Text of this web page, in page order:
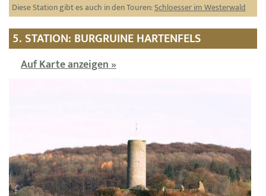
Diese Station gibt es auch in den Touren:Schloesser im Westerwald
5. STATION: BURGRUINE HARTENFELS
Auf Karte anzeigen »